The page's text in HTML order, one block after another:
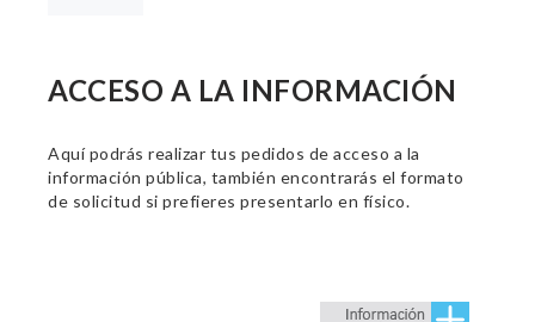
ACCESO A LA INFORMACIÓN
Aquí podrás realizar tus pedidos de acceso a la
información pública, también encontrarás el formato
de solicitud si prefieres presentarlo en físico.